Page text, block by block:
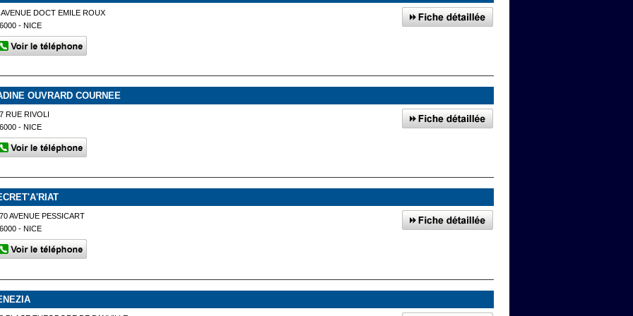
AVENUE DOCT EMILE ROUX
- NICE
OUVRARD COURNEE
RUE RIVOLI
- NICE
AVENUE PESSICART
- NICE